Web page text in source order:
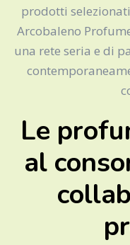
prodotti
Arcobaleno
una rete seria e di
Le
al